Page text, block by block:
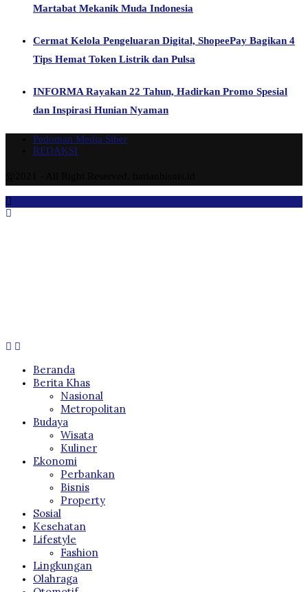
REDAKSI
@2021 - All Right Reserved. harianbisnis.id
Perbankan
Bisnis
Property
Sosial
Kesehatan
Lifestyle
Fashion
Lingkungan
Olahraga
Otomotif
Polhukham
Hukum dan Ham
Politik
Suara Konsumen
Teknologi